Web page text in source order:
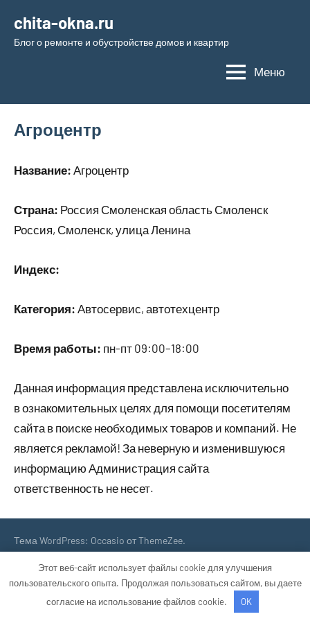
содержимому
chita-okna.ru
Блог о ремонте и обустройстве домов и квартир
Меню
Агроцентр
Название: Агроцентр
Страна: Россия Смоленская область Смоленск
Россия, Смоленск, улица Ленина
Индекс:
Категория: Автосервис, автотехцентр
Время работы: пн-пт 09:00–18:00
Данная информация представлена исключительно
в ознакомительных целях для помощи посетителям
сайта в поиске необходимых товаров и компаний. Не
является рекламой! За неверную и изменившуюся
информацию Администрация сайта
ответственность не несет.
Тема WordPress: Occasio от ThemeZee.
Этот веб-сайт использует файлы cookie для улучшения
пользовательского опыта. Продолжая пользоваться сайтом, вы даете
согласие на использование файлов cookie.
OK